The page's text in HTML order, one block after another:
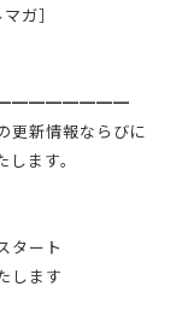
ガ］
更新情報ならびに
ます。
タート
します